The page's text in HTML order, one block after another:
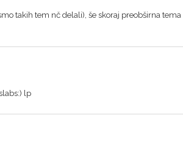
takih tem nč delali), še skoraj preobširna tema
lp